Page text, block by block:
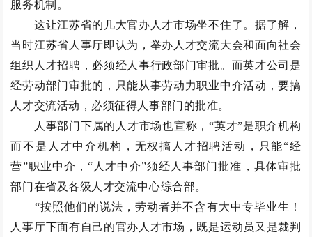
服务机制。
这让江苏省的几大官办人才市场坐不住了。据了解，
当时江苏省人事厅即认为，举办人才交流大会和面向社会
组织人才招聘，必须经人事行政部门审批。而英才公司是
经劳动部门审批的，只能从事劳动力职业中介活动，要搞
人才交流活动，必须征得人事部门的批准。
人事部门下属的人才市场也宣称，“英才”是职介机构
而不是人才中介机构，无权搞人才招聘活动，只能“经
营”职业中介，“人才中介”须经人事部门批准，具体审批
部门在省及各级人才交流中心综合部。
“按照他们的说法，劳动者并不含有大中专毕业生！
人事厅下面有自己的官办人才市场，既是运动员又是裁判